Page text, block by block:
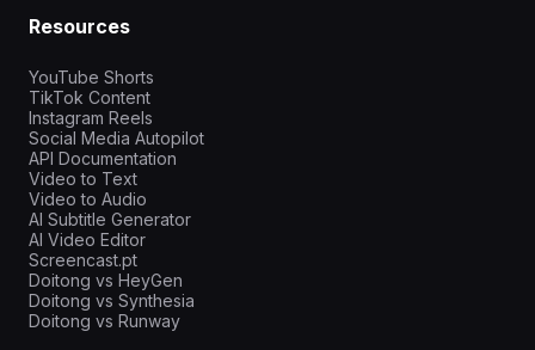
Resources
YouTube Shorts
TikTok Content
Instagram Reels
Social Media Autopilot
API Documentation
Video to Text
Video to Audio
AI Subtitle Generator
AI Video Editor
Screencast.pt
Doitong vs HeyGen
Doitong vs Synthesia
Doitong vs Runway